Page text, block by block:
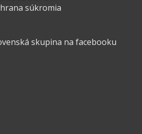
súkromia
skupina na facebooku